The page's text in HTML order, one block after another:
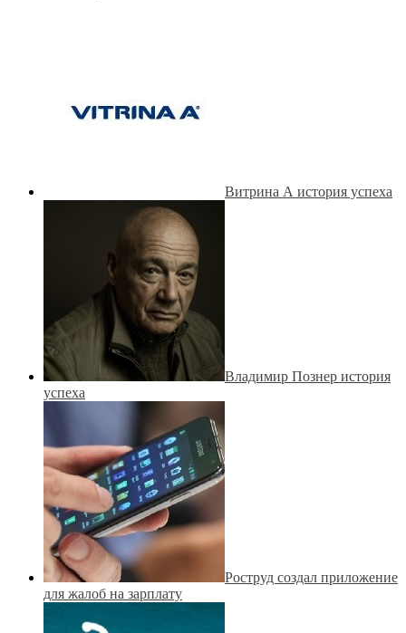
Витрина А история успеха
Владимир Познер история
успеха
Роструд создал приложение
для жалоб на зарплату